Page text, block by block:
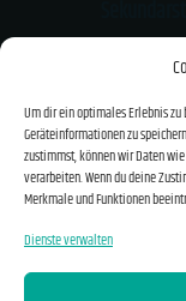
Um dir ein optimales Erlebnis
Geräteinformationen zu
zustimmst, können wir Daten
verarbeiten. Wenn du deine
Merkmale und Funktionen
Dienste verwalten
Kloster-
Tel.: 08541/
Email: